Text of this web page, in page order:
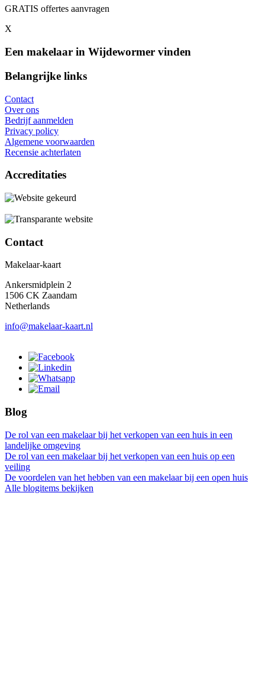
GRATIS offertes aanvragen
X
Een makelaar in Wijdewormer vinden
Belangrijke links
Contact
Over ons
Bedrijf aanmelden
Privacy policy
Algemene voorwaarden
Recensie achterlaten
Accreditaties
Contact
Makelaar-kaart
Ankersmidplein 2
1506 CK Zaandam
Netherlands
info@makelaar-kaart.nl
Blog
De rol van een makelaar bij het verkopen van een huis in een
landelijke omgeving
De rol van een makelaar bij het verkopen van een huis op een
veiling
De voordelen van het hebben van een makelaar bij een open huis
Alle blogitems bekijken